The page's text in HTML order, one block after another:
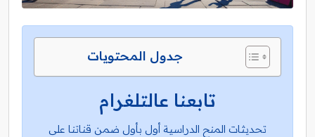
جدول المحتويات
تابعنا عالتلغرام
تحديثات المنح الدراسية أول بأول ضمن قناتنا على